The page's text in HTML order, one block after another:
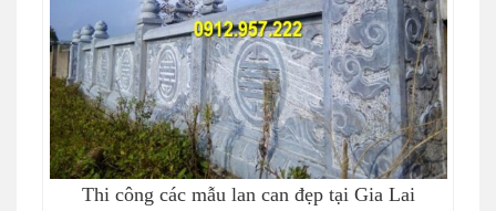
Thi công các mẫu lan can đẹp tại Gia Lai